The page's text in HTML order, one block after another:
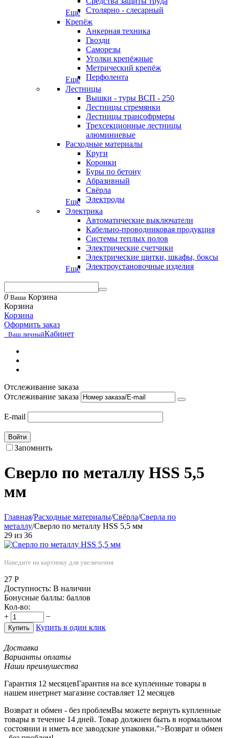
Столярно - слесарный
Еще
Крепёж
Анкерная техника
Гвозди
Саморезы
Уголки крепёжные
Метрический крепёж
Перфолента
Еще
Лестницы
Вышки - туры ВСП - 250
Лестницы стремянки
Лестницы трансофрмеры
Трехсекционные лестницы
алюминиевые
Расходные материалы
Круги
Коронки
Буры по бетону
Абразивный
Свёрла
Электроды
Еще
Электрика
Автоматические выключатели
Кабельно-проводниковая продукция
Системы теплых полов
Электрические счетчики
Электрические щитки, шкафы, боксы
Электроустановочные изделия
Еще
0 Ваша Корзина
Корзина
Корзина
Оформить заказ
Ваш личныйКабинет
Отслеживание заказа
Отслеживание заказа
E-mail
Войти
Запомнить
Сверло по металлу HSS 5,5
мм
Главная/Расходные материалы/Свёрла/Сверла по
металлу/Сверло по металлу HSS 5,5 мм
29 из 36
Наведите на картинку для увеличения
27 Р
Доступность: В наличии
Бонусные баллы: баллов
Кол-во:
+
−
Купить Купить в один клик
Доставка
Варианты оплаты
Наши преимушества
Гарантия 12 месяцевГарантия на все купленные товары в
нашем инетрнет магазине составляет 12 месяцев
Возврат и обмен - без проблемВы можете вернуть купленные
товары в течение 14 дней. Товар должнен быть в нормальном
состоянии и иметь все заводские упаковки.">Возврат и обмен